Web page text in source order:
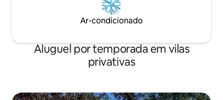
Ar-condicionado
Aluguel por temporada em vilas
privativas